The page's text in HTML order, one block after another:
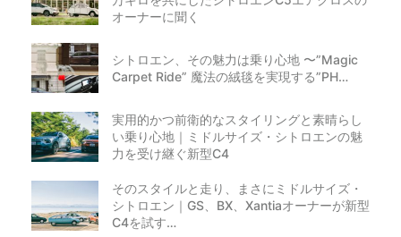
オーナーに聞く
シトロエン、その魅力は乗り心地 〜”Magic
Carpet Ride” 魔法の絨毯を実現する”PH…
実用的かつ前衛的なスタイリングと素晴らし
い乗り心地｜ミドルサイズ・シトロエンの魅
力を受け継ぐ新型C4
そのスタイルと走り、まさにミドルサイズ・
シトロエン｜GS、BX、Xantiaオーナーが新型
C4を試す…